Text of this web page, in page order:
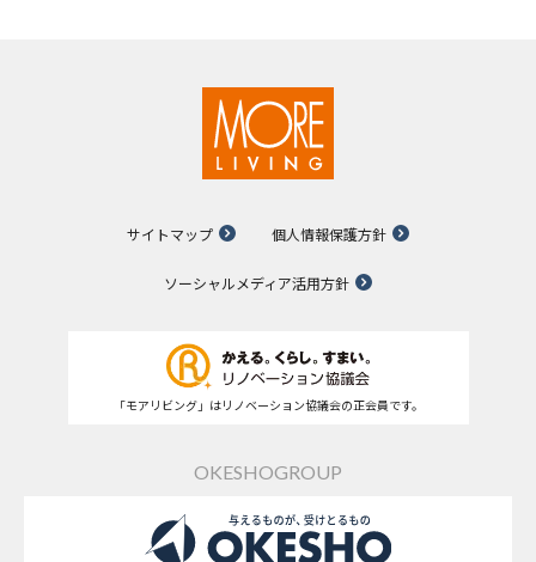
サイトマップ 個人情報保護方針
ソーシャルメディア活用方針
「モアリビング」はリノベーション協議会の正会員です。
OKESHOGROUP